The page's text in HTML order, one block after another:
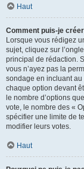
Haut
Comment puis-je
Lorsque vous rédigez
sujet, cliquez sur
principal de rédaction.
vous n’ayez pas la
sondage en incluant
chaque option devant
le nombre d’options
vote, le nombre des «
spécifier une limite de
modifier leurs votes.
Haut